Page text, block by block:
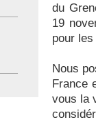
du
19
pour
Nous
France
vous la